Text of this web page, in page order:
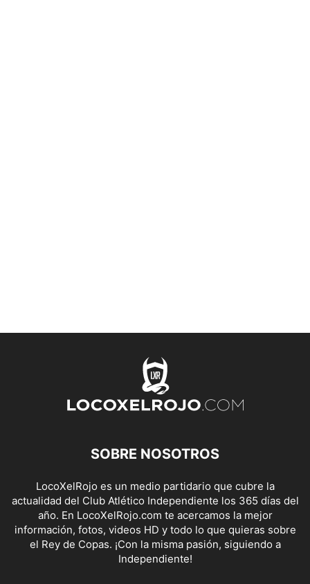
SOBRE NOSOTROS
LocoXelRojo es un medio partidario que cubre la
actualidad del Club Atlético Independiente los 365 días del
año. En LocoXelRojo.com te acercamos la mejor
información, fotos, videos HD y todo lo que quieras sobre
el Rey de Copas. ¡Con la misma pasión, siguiendo a
Independiente!